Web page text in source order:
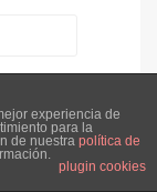
experiencia de
para la
de nuestra política de
plugin cookies